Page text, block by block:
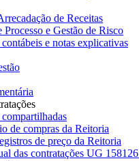
de Receitas
Processo e Gestão de Risco
e notas explicativas
de compras da Reitoria
de preço da Reitoria
das contratações UG